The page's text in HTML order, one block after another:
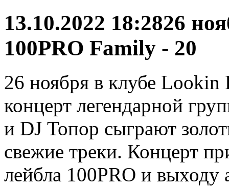
13.10.2022 18:2826
100PRO Family - 20
26 ноября в клубе Lookin
концерт легендарной
и DJ Топор сыграют
свежие треки. Концерт
лейбла 100PRO и